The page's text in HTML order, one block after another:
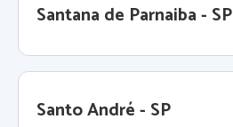
Santana de Parnaiba - SP
Santo André - SP